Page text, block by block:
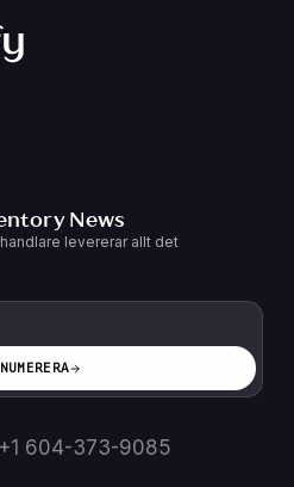
News
levererar allt det
604-373-9085